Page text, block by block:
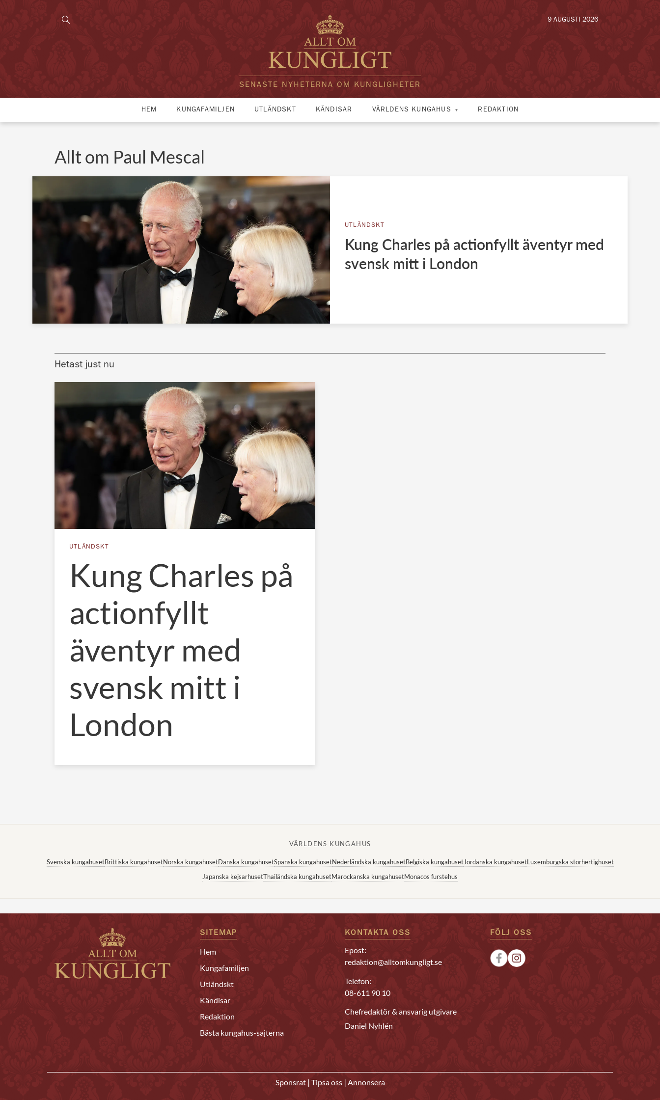
SENASTE NYHETERNA OM KUNGLIGHETER
9 AUGUSTI 2026
HEM KUNGAFAMILJEN UTLÄNDSKT KÄNDISAR VÄRLDENS KUNGAHUS REDAKTION
Allt om Paul Mescal
UTLÄNDSKT
Kung Charles på actionfyllt äventyr med
svensk mitt i London
Hetast just nu
UTLÄNDSKT
Kung Charles på
actionfyllt
äventyr med
svensk mitt i
London
VÄRLDENS KUNGAHUS
Svenska kungahusetBrittiska kungahusetNorska kungahusetDanska kungahusetSpanska kungahusetNederländska kungahusetBelgiska kungahusetJordanska kungahusetLuxemburgska storhertighuset
Japanska kejsarhusetThailändska kungahusetMarockanska kungahusetMonacos furstehus
SITEMAP
Hem
Kungafamiljen
Utländskt
Kändisar
Redaktion
Bästa kungahus-sajterna
KONTAKTA OSS
Epost:
redaktion@alltomkungligt.se
Telefon:
08-611 90 10
Chefredaktör & ansvarig utgivare
Daniel Nyhlén
FÖLJ OSS
Sponsrat | Tipsa oss | Annonsera